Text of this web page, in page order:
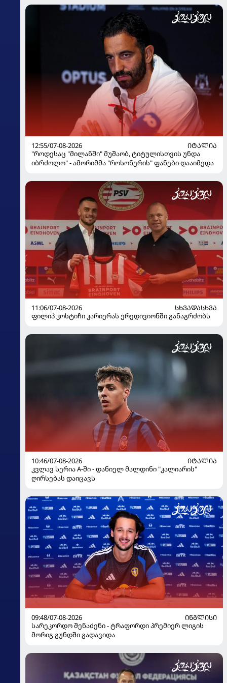
12:55/07-08-2026
ᲘᲢᲐᲚᲘᲐ
"როდესაც "მილანში" მუშაობ, ტიტულისთვის უნდა
იბრძოლო" - ამორიმმა "როსონერის" ფანები დააიმედა
11:06/07-08-2026
ᲡᲮᲕᲐᲓᲐᲡᲮᲕᲐ
ფილიპ კოსტიჩი კარიერას ერედივიონში განაგრძობს
10:46/07-08-2026
ᲘᲢᲐᲚᲘᲐ
კვლავ სერია A-ში - დანიელ მალდინი "კალიარის"
ღირსებას დაიცავს
09:48/07-08-2026
ᲘᲜᲒᲚᲘᲡᲘ
სარეკორდო შენაძენი - ტრაფორდი პრემიერ ლიგის
მორიგ გუნდში გადავიდა